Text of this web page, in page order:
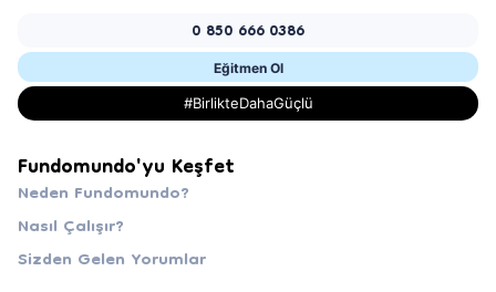
0 850 666 0386
Eğitmen Ol
#BirlikteDahaGüçlü
Fundomundo'yu Keşfet
Neden Fundomundo?
Nasıl Çalışır?
Sizden Gelen Yorumlar